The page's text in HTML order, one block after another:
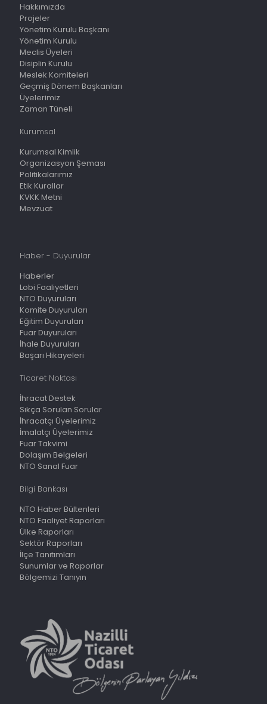
Hakkımızda
Projeler
Yönetim Kurulu Başkanı
Yönetim Kurulu
Meclis Üyeleri
Disiplin Kurulu
Meslek Komiteleri
Geçmiş Dönem Başkanları
Üyelerimiz
Zaman Tüneli
Kurumsal
Kurumsal Kimlik
Organizasyon Şeması
Politikalarımız
Etik Kurallar
KVKK Metni
Mevzuat
Haber - Duyurular
Haberler
Lobi Faaliyetleri
NTO Duyuruları
Komite Duyuruları
Eğitim Duyuruları
Fuar Duyuruları
İhale Duyuruları
Başarı Hikayeleri
Ticaret Noktası
İhracat Destek
Sıkça Sorulan Sorular
İhracatçı Üyelerimiz
İmalatçı Üyelerimiz
Fuar Takvimi
Dolaşım Belgeleri
NTO Sanal Fuar
Bilgi Bankası
NTO Haber Bültenleri
NTO Faaliyet Raporları
Ülke Raporları
Sektör Raporları
İlçe Tanıtımları
Sunumlar ve Raporlar
Bölgemizi Tanıyın